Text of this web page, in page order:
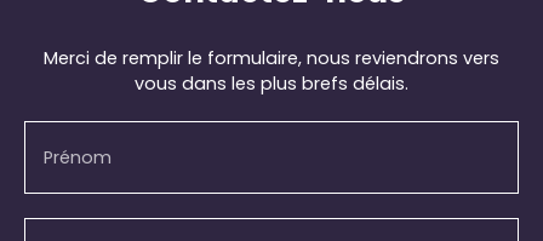
Merci de remplir le formulaire, nous reviendrons vers
vous dans les plus brefs délais.
Prénom